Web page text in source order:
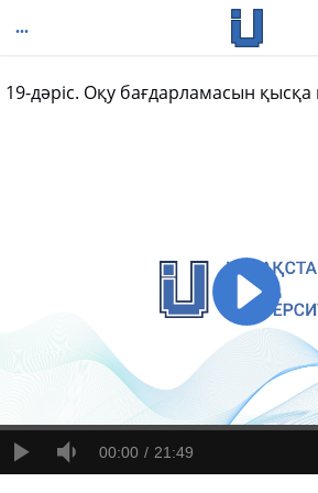
19-дәріс. Оқу бағдарламасын қысқа
00:00 21:49